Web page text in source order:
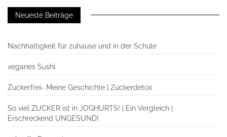
Neueste Beiträge
Nachhaltigkeit für zuhause und in der Schule
veganes Sushi
Zuckerfrei- Meine Geschichte | Zuckerdetox
So viel ZUCKER ist in JOGHURTS! | Ein Vergleich |
Erschreckend UNGESUND!